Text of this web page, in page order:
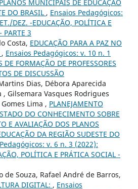
MUNICIPAIS DE EDUCAÇÃO
DO BRASIL , Ensaios Pedagógicos:
DEZ. -EDUCAÇÃO, POLÍTICA E
PARTE 3
Costa, EDUCAÇÃO PARA A PAZ NO
, Ensaios Pedagógicos: v. 10 n. 1
FORMAÇÃO DE PROFESSORES
DE DISCUSSÃO
Dias, Débora Aparecida
Gilsemara Vasques Rodrigues
Lima , PLANEJAMENTO
DO CONHECIMENTO SOBRE
E AVALIAÇÃO DOS PLANOS
DA REGIÃO SUDESTE DO
v. 6 n. 3 (2022):
POLÍTICA E PRÁTICA SOCIAL -
de Souza, Rafael André de Barros,
DIGITAL: , Ensaios